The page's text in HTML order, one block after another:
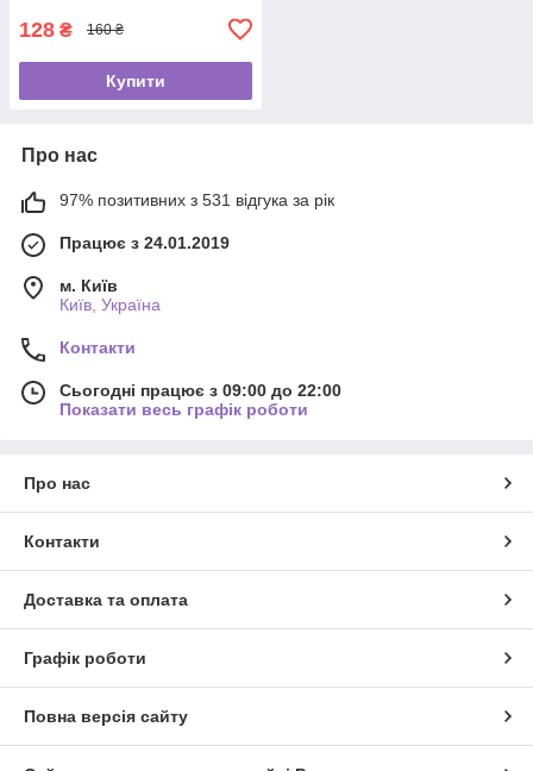
128 ₴ 160 ₴
Купити
Про нас
97% позитивних з 531 відгука за рік
Працює з 24.01.2019
м. Київ
Київ, Україна
Контакти
Сьогодні працює з 09:00 до 22:00
Показати весь графік роботи
Про нас
Контакти
Доставка та оплата
Графік роботи
Повна версія сайту